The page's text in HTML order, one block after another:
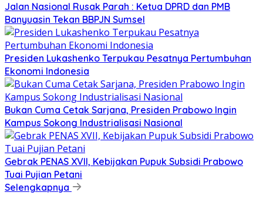
Jalan Nasional Rusak Parah : Ketua DPRD dan PMB
Banyuasin Tekan BBPJN Sumsel
Presiden Lukashenko Terpukau Pesatnya Pertumbuhan
Ekonomi Indonesia
Bukan Cuma Cetak Sarjana, Presiden Prabowo Ingin
Kampus Sokong Industrialisasi Nasional
Gebrak PENAS XVII, Kebijakan Pupuk Subsidi Prabowo
Tuai Pujian Petani
Selengkapnya